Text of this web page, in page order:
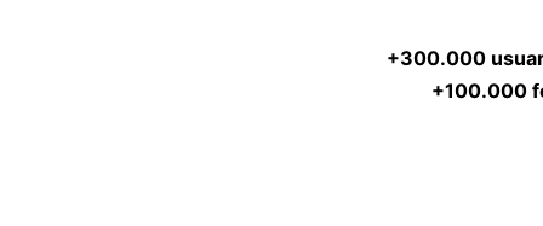
+300.000
+100.000